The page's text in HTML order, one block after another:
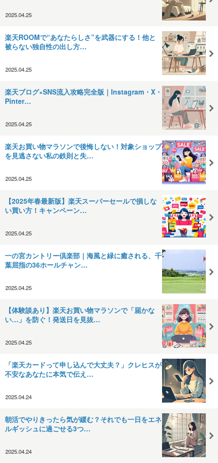
2025.04.25
楽天ROOMで“あなたらしさ”を武器にする！他と
被らない独自性の出し方…
2025.04.25
楽天ブログ×SNS流入攻略完全版｜Instagram・X・
Pinter…
2025.04.25
楽天お買い物マラソンで後悔しない！対象ショップ
を見逃さない私の鉄則と失…
2025.04.25
【2025年春最新版】楽天スーパーセールで損しな
い買い方！キャンペーン…
2025.04.25
一の宮カントリー倶楽部｜海風と緑に癒される、千
葉屈指の36ホールチャン…
2025.04.25
【体験談あり】楽天お買い物マラソンで「届かな
い…」を防ぐ！発送日を見抜…
2025.04.25
「楽天カードって申し込んで大丈夫？」クレヒスが
不安なあなたに本気で伝え…
2025.04.24
朝活でやりきったら気が緩む？それでも一日をエネ
ルギッシュに過ごせる3つ…
2025.04.24